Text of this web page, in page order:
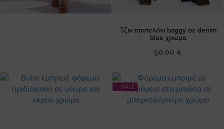
Τζιν παντελόνι baggy σε denim
blue χρώμα
50,00 €
SALE